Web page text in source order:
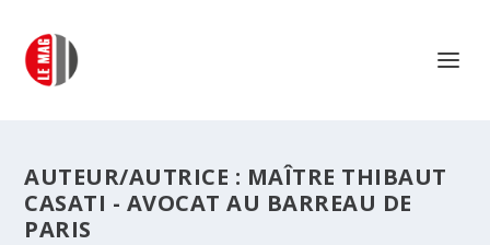
AUTEUR/AUTRICE : MAÎTRE THIBAUT
CASATI - AVOCAT AU BARREAU DE
PARIS